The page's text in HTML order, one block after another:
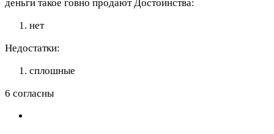
деньги такое говно продают Достоинства:
нет
Недостатки:
сплошные
6 согласны